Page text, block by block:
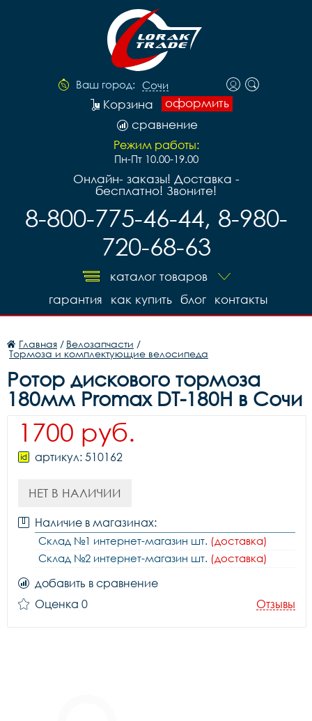
Ваш город: Сочи
оформить
Корзина
сравнение
Режим работы:
Пн-Пт 10.00-19.00
Онлайн- заказы! Доставка -
бесплатно! Звоните!
8-800-775-46-44, 8-980-
720-68-63
каталог товаров
контакты
блог
как купить
гарантия
Главная / Велозапчасти /
Тормоза и комплектующие велосипеда
Ротор дискового тормоза
180мм Promax DT-180H в Сочи
1700 руб.
артикул: 510162
НЕТ В НАЛИЧИИ
Наличие в магазинах:
Склад №1 интернет-магазин шт. (доставка)
Склад №2 интернет-магазин шт. (доставка)
добавить в сравнение
Оценка 0
Отзывы